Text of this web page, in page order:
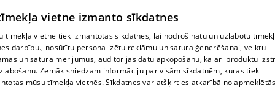
lielākajiem Krievijas uzbrukumiem
vietne izmanto sīkdatnes
tīmekļa vietnē tiek izmantotas sīkdatnes, lai nodrošinātu un uzlabotu
darbību., nosūtītu personalizētu reklāmu un satura ģenerēšanai, veiktu
un satura mērījumus, auditorijas datu apkopošanu, kā arī produktu
Zemāk sniedzam informāciju par visām sīkdatnēm, kuras tiek
mūsu tīmekļa vietnēs. Sīkdatnes var atšķirties atkarībā no